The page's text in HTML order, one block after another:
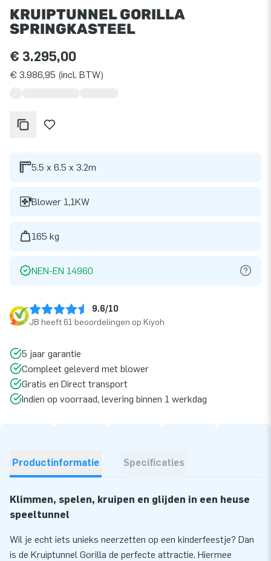
KRUIPTUNNEL GORILLA
SPRINGKASTEEL
€ 3.295,00
€ 3.986,95 (incl. BTW)
5.5 x 6.5 x 3.2m
Blower 1,1KW
165 kg
NEN-EN 14960
9.6/10
JB heeft 61 beoordelingen op Kiyoh
5 jaar garantie
Compleet geleverd met blower
Gratis en Direct transport
Indien op voorraad, levering binnen 1 werkdag
Productinformatie Specificaties
Klimmen, spelen, kruipen en glijden in een heuse
speeltunnel
Wil je echt iets unieks neerzetten op een kinderfeestje? Dan
is de Kruiptunnel Gorilla de perfecte attractie. Hiermee